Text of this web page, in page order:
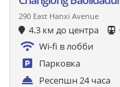
290 East Hanxi Avenue
4.3 км до центра
Wi-fi в лобби
Парковка
Ресепшн 24 часа